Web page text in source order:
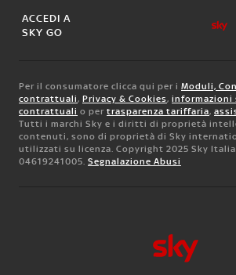
ACCEDI A
SKY GO
Per il consumatore clicca qui per i Moduli,
contrattuali, Privacy & Cookies, informazioni
contrattuali o per trasparenza tariffaria,
Tutti i marchi Sky e i diritti di proprietà
contenuti, sono di proprietà di Sky
utilizzati su licenza. Copyright 2025 Sky Italia
04619241005. Segnalazione Abusi